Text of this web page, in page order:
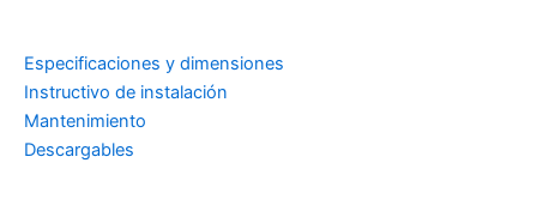
Especificaciones y dimensiones
Instructivo de instalación
Mantenimiento
Descargables